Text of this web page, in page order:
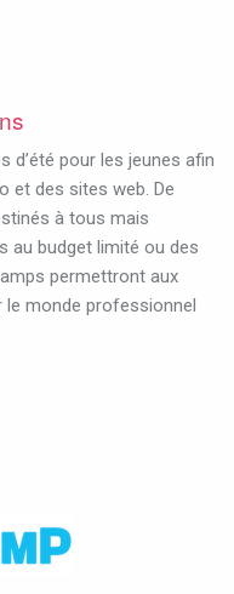
d’été pour les jeunes afin
et des sites web. De
à tous mais
au budget limité ou des
permettront aux
le monde professionnel